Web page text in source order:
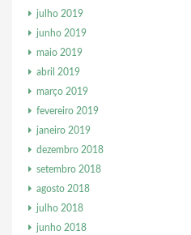
julho 2019
junho 2019
maio 2019
abril 2019
março 2019
fevereiro 2019
janeiro 2019
dezembro 2018
setembro 2018
agosto 2018
julho 2018
junho 2018